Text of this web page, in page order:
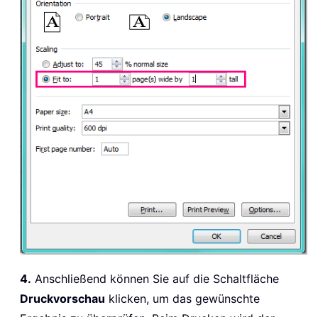
4. Anschließend können Sie auf die Schaltfläche
Druckvorschau klicken, um das gewünschte